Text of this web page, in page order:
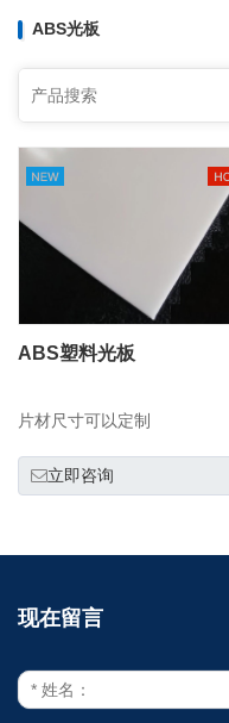
ABS光板
ABS塑料光板
片材尺寸可以定制
立即咨询
现在留言